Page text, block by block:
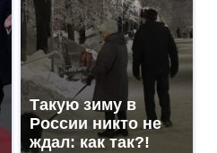
Такую зиму в
России никто не
ждал: как так?!